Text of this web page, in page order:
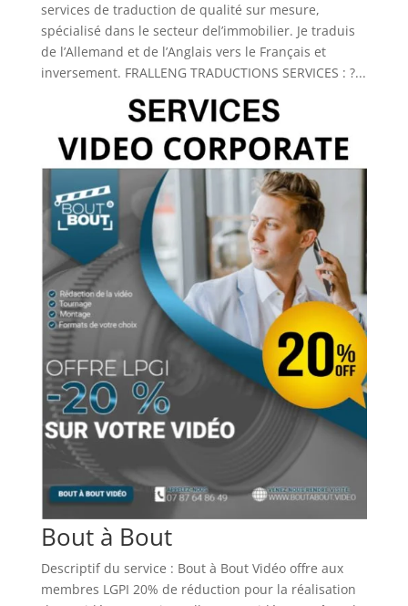
services de traduction de qualité sur mesure,
spécialisé dans le secteur del’immobilier. Je traduis
de l’Allemand et de l’Anglais vers le Français et
inversement. FRALLENG TRADUCTIONS SERVICES : ?...
Bout à Bout
Descriptif du service : Bout à Bout Vidéo offre aux
membres LGPI 20% de réduction pour la réalisation